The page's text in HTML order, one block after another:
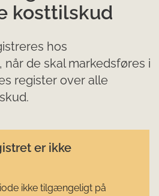
kosttilskud
hos
de skal markedsføres i
register over alle
er ikke
ikke tilgængeligt på